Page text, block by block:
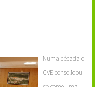
Numa década o
CVE consolidou-